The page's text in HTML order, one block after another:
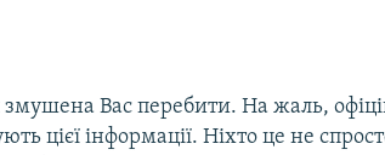
Вас перебити. На жаль,
цієї інформації. Ніхто це не